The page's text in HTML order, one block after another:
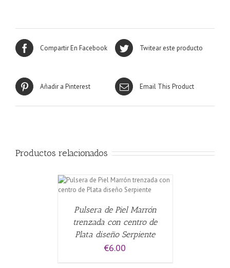
Compartir En Facebook Twitear este producto
Añadir a Pinterest Email This Product
Productos relacionados
Pulsera de Piel Marrón
trenzada con centro de
Plata diseño Serpiente
€6.00